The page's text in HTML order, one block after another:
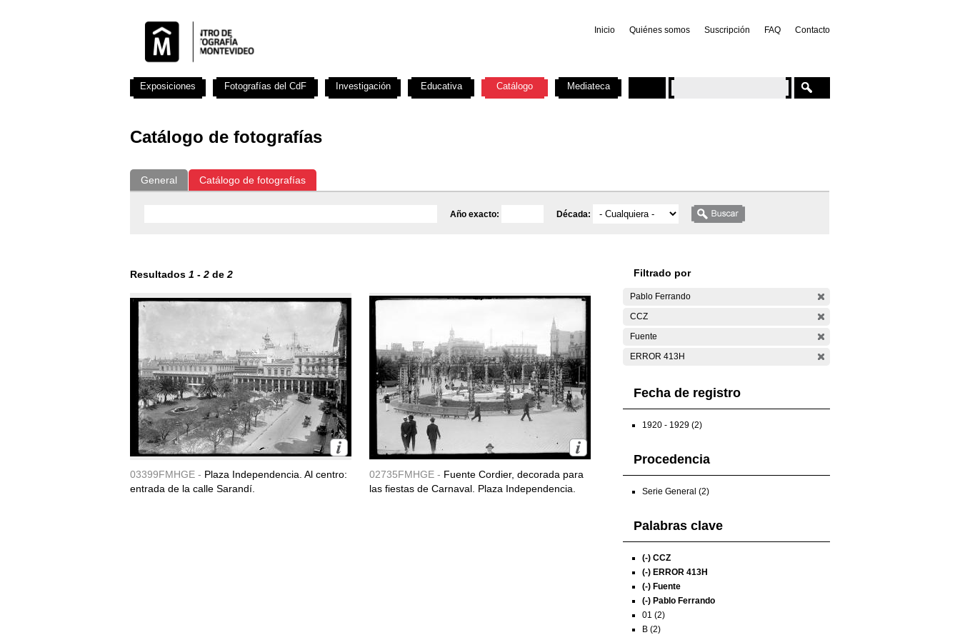
Inicio Quiénes somos Suscripción FAQ Contacto
Catálogo de fotografías
General Catálogo de fotografías
Año exacto: Década:
Resultados 1 - 2 de 2
03399FMHGE - Plaza Independencia. Al centro:
entrada de la calle Sarandí.
02735FMHGE - Fuente Cordier, decorada para
las fiestas de Carnaval. Plaza Independencia.
Filtrado por
Pablo Ferrando
CCZ
Fuente
ERROR 413H
Fecha de registro
1920 - 1929 (2)
Procedencia
Serie General (2)
Palabras clave
(-) CCZ
(-) ERROR 413H
(-) Fuente
(-) Pablo Ferrando
01 (2)
B (2)
Exposiciones Fotografías del CdF Investigación Educativa Catálogo Mediateca